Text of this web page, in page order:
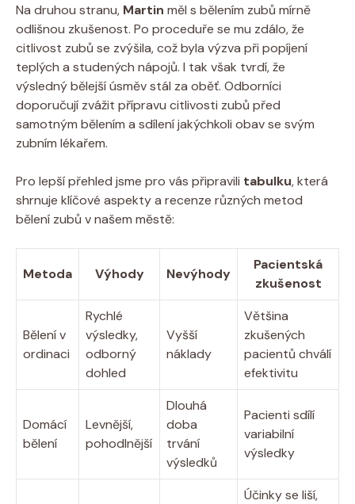
Na druhou stranu, Martin měl s bělením zubů mírně
odlišnou zkušenost. Po proceduře se mu zdálo, že
citlivost zubů se zvýšila, což byla výzva při popíjení
teplých a studených nápojů. I tak však tvrdí, že
výsledný bělejší úsměv stál za oběť. Odborníci
doporučují zvážit přípravu citlivosti zubů před
samotným bělením a sdílení jakýchkoli obav se svým
zubním lékařem.
Pro lepší přehled jsme pro vás připravili tabulku, která
shrnuje klíčové aspekty a recenze různých metod
bělení zubů v našem městě:
Metoda Výhody Nevýhody
Pacientská
zkušenost
Bělení v
ordinaci
Rychlé
výsledky,
odborný
dohled
Vyšší
náklady
Většina
zkušených
pacientů chválí
efektivitu
Domácí
bělení
Levnější,
pohodlnější
Dlouhá
doba
trvání
výsledků
Pacienti sdílí
variabilní
výsledky
Účinky se liší,